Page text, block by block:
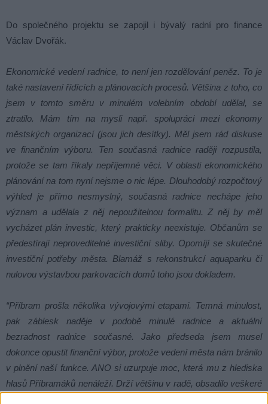
Do společného projektu se zapojil i bývalý radní pro finance
Václav Dvořák.
Ekonomické vedení radnice, to není jen rozdělování peněz. To je
také nastavení řídících a plánovacích procesů. Většina z toho, co
jsem v tomto směru v minulém volebním období udělal, se
ztratilo. Mám tím na mysli např. spolupráci mezi ekonomy
městských organizací (jsou jich desítky). Měl jsem rád diskuse
ve finančním výboru. Ten současná radnice raději rozpustila,
protože se tam říkaly nepříjemné věci. V oblasti ekonomického
plánování na tom nyní nejsme o nic lépe. Dlouhodobý rozpočtový
výhled je přímo nesmyslný, současná radnice nechápe jeho
význam a udělala z něj nepoužitelnou formalitu. Z něj by měl
vycházet plán investic, který prakticky neexistuje. Občanům se
předestírají neproveditelné investiční sliby. Opomíjí se skutečné
investiční potřeby města. Blamáž s rekonstrukcí aquaparku či
nulovou výstavbou parkovacích domů toho jsou dokladem.
“Příbram prošla několika vývojovými etapami. Temná minulost,
pak záblesk naděje v podobě minulé radnice a aktuální
bezradnost radnice současné. Jako předseda jsem musel
dokonce opustit finanční výbor, protože vedení města nám bránilo
v plnění naší funkce. ANO si uzurpuje moc, která mu z hlediska
hlasů Příbramáků nenáleží. Drží většinu v radě, obsadilo veškeré